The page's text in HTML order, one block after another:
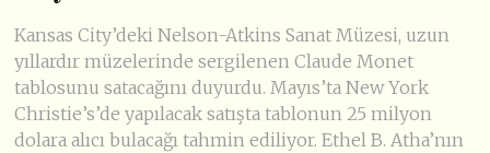
Kansas City’deki Nelson-Atkins Sanat Müzesi, uzun
yıllardır müzelerinde sergilenen Claude Monet
tablosunu satacağını duyurdu. Mayıs’ta New York
Christie’s’de yapılacak satışta tablonun 25 milyon
dolara alıcı bulacağı tahmin ediliyor. Ethel B. Atha’nın